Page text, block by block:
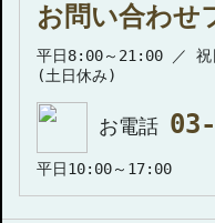
お問い合わせ
平日8:00～21:00 ／
(土日休み)
お電話
平日10:00～17:00